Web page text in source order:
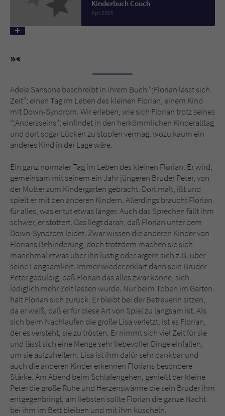
Kinderbuch Couch
Apr 2005
Adele Sansone beschreibt in ihrem Buch ";Florian lässt sich
Zeit"; einen Tag im Leben des kleinen Florian, einem Kind
mit Down-Syndrom. Wir erleben, wie sich Florian trotz seines
";Andersseins"; einfindet in den herkömmlichen Kinderalltag
und dort sogar Lücken zu stopfen vermag, wozu kaum ein
anderes Kind in der Lage wäre.
Ein ganz normaler Tag im Leben des kleinen Florian. Er wird,
gemeinsam mit seinem ein Jahr jüngeren Bruder Peter, von
der Mutter zum Kindergarten gebracht. Dort malt, ißt und
spielt er mit den anderen Kindern. Allerdings braucht Florian
für alles, was er tut etwas länger. Auch das Sprechen fällt ihm
schwer, er stottert. Das liegt daran, daß Florian unter dem
Down-Syndrom leidet. Zwar wissen die anderen Kinder von
Florians Behinderung, doch trotzdem machen sie sich
manchmal etwas über ihn lustig oder ärgern sich z.B. über
seine Langsamkeit. Immer wieder erklärt dann sein Bruder
Peter geduldig, daß Florian das alles zwar könne, sich
lediglich mehr Zeit lassen würde. Nur beim Toben im Garten
hält Florian sich zurück. Er bleibt bei der Betreuerin sitzen,
da er weiß, daß er für diese Art von Spiel zu langsam ist. Als
sich beim Nachlaufen die große Lisa verletzt, ist es Florian,
der es versteht, sie zu trösten. Er nimmt sich viel Zeit für sie
und lässt sich eine Menge sehr liebevoller Dinge einfallen,
um sie aufzuheitern. Lisa ist ihm dafür sehr dankbar und
auch die anderen Kinder erkennen Florians besondere
Stärke. Am Abend beim Schlafengehen, genießt der kleine
Peter die große Ruhe und Herzenswärme die sein Bruder ihm
entgegenbringt, am liebsten sollte Florian die ganze Nacht
bei ihm im Bett bleiben und mit ihm kuscheln.
Name tx_pwcomments_ahash
Zweck Cookie für Kommentare einzelner Buchtitel
Name fe_typo_user
Anbieter Literatur-Couch Medien GmbH & Co. KG
Laufzeit Session
Zweck
Dieses Cookie gewährleistet die
Kommunikation der Webseite mit dem
Benutzer. Es wird benötigt um z. B. den
Sicherheitscode des Kontaktformulars zu
überprüfen.